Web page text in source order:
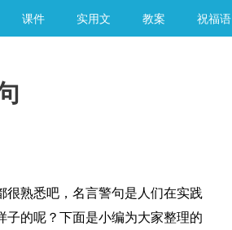
课件 实用文 教案 祝福语
熟悉吧，名言警句是人们在实践
的呢？下面是小编为大家整理的